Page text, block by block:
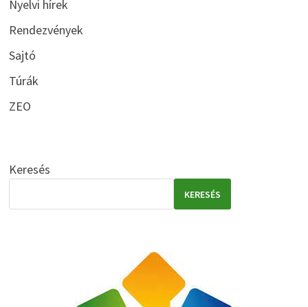
Nyelvi hírek
Rendezvények
Sajtó
Túrák
ZEO
Keresés
KERESÉS